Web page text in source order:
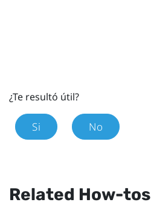
¿Te resultó útil?
Si No
Related How-tos